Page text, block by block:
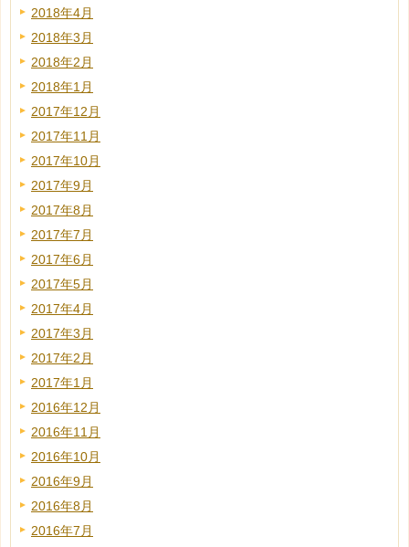
2018年4月
2018年3月
2018年2月
2018年1月
2017年12月
2017年11月
2017年10月
2017年9月
2017年8月
2017年7月
2017年6月
2017年5月
2017年4月
2017年3月
2017年2月
2017年1月
2016年12月
2016年11月
2016年10月
2016年9月
2016年8月
2016年7月